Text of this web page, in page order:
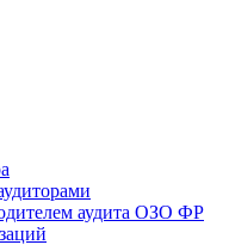
аудита ОЗО ФР